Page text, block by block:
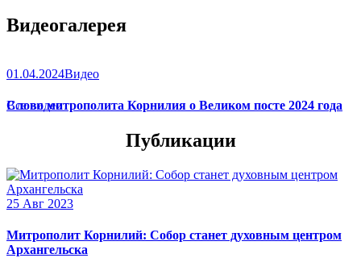
(икона),Игрицкая,Шуйская
Сергиевская(в Троице-Сергиевой Лавре).
Видеогалерея
01.04.2024Видео
Слово митрополита Корнилия о Великом посте 2024 года
Все видео
Публикации
25 Авг 2023
Митрополит Корнилий: Собор станет духовным центром
Архангельска